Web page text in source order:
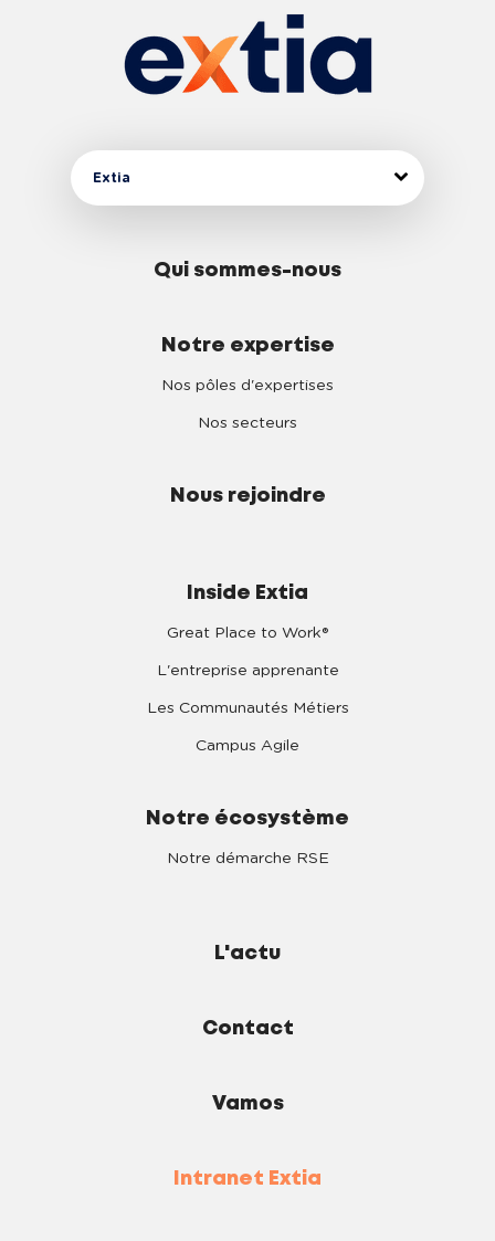
Extia
Qui sommes-nous
Notre expertise
Nos pôles d'expertises
Nos secteurs
Nous rejoindre
Inside Extia
Great Place to Work®
L'entreprise apprenante
Les Communautés Métiers
Campus Agile
Notre écosystème
Notre démarche RSE
L'actu
Contact
Vamos
Intranet Extia